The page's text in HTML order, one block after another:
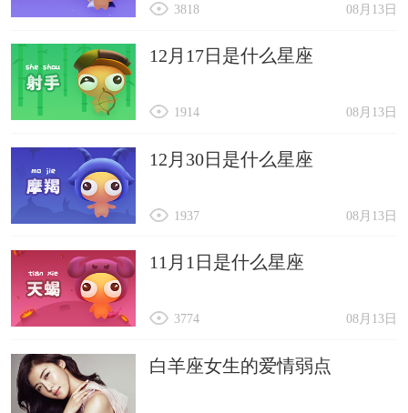
08月13日
3818
12月17日是什么星座
08月13日
1914
12月30日是什么星座
08月13日
1937
11月1日是什么星座
08月13日
3774
白羊座女生的爱情弱点